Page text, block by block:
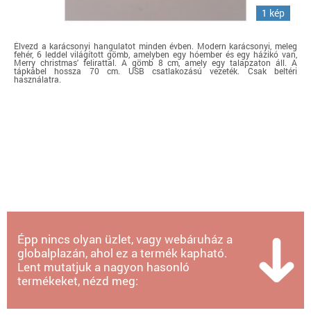
1 kép
Élvezd a karácsonyi hangulatot minden évben. Modern karácsonyi, meleg
fehér, 6 leddel világított gömb, amelyben egy hóember és egy házikó van,
Merry christmas' felirattal. A gömb 8 cm, amely egy talapzaton áll. A
tápkábel hossza 70 cm. USB csatlakozású vezeték. Csak beltéri
használatra.
Épp nincs olyan üzlet, vagy webáruház a
globalplazán, ahol ez a termék kapható.
Lent mutatjuk a nagyon hasonló
termékeket, nézd meg: